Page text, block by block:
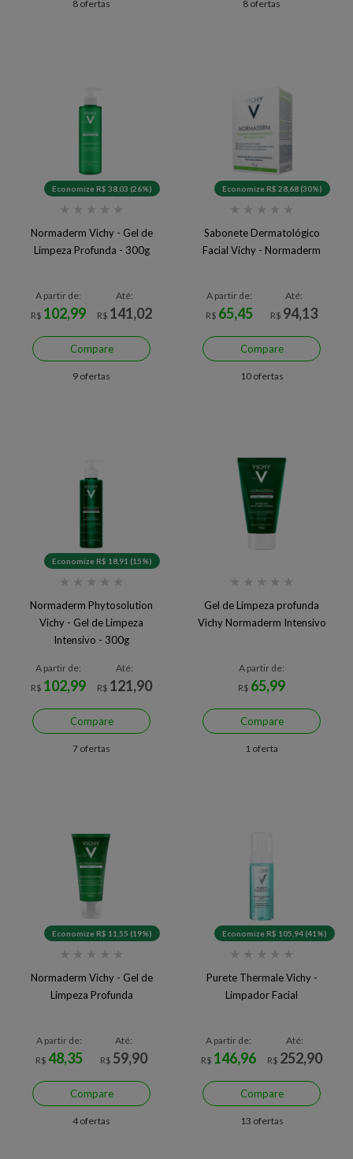
8 ofertas 8 ofertas
Economize R$ 38,03 (26%)
★ ★ ★ ★ ★
Normaderm Vichy - Gel de
Limpeza Profunda - 300g
A partir de:
R$ 102,99
Até:
R$ 141,02
Compare
9 ofertas
Economize R$ 28,68 (30%)
★ ★ ★ ★ ★
Sabonete Dermatológico
Facial Vichy - Normaderm
A partir de:
R$ 65,45
Até:
R$ 94,13
Compare
10 ofertas
Economize R$ 18,91 (15%)
★ ★ ★ ★ ★
Normaderm Phytosolution
Vichy - Gel de Limpeza
Intensivo - 300g
A partir de:
R$ 102,99
Até:
R$ 121,90
Compare
7 ofertas
★ ★ ★ ★ ★
Gel de Limpeza profunda
Vichy Normaderm Intensivo
A partir de:
R$ 65,99
Compare
1 oferta
Economize R$ 11,55 (19%)
★ ★ ★ ★ ★
Normaderm Vichy - Gel de
Limpeza Profunda
A partir de:
R$48,35
Até:
R$ 59,90
Compare
4 ofertas
Economize R$ 105,94 (41%)
★ ★ ★ ★ ★
Purete Thermale Vichy -
Limpador Facial
A partir de:
R$ 146,96
Até:
R$ 252,90
Compare
13 ofertas